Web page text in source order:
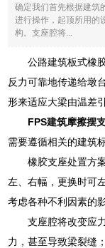
确定我们首先根据建筑
进行操作，起顶所用的
构。支座腔将...
公路建筑板式橡
反力可靠地传递给墩
形来适应大梁由温差
FPS建筑摩擦摆
需要遵循相关的建筑
橡胶支座处置方
左、右幅，更换时可
考虑各种不利因素的
支座腔将改变应
力，甚至导致梁裂缝